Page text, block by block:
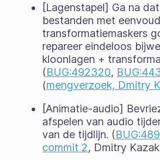
[Lagenstapel] Ga na
bestanden met
transformatiemaskers
repareer eindeloos
kloonlagen +
(BUG:492320,
(mengverzoek, Dmitry
[Animatie-audio]
afspelen van audio
van de tijdlijn. (
commit 2, Dmitry